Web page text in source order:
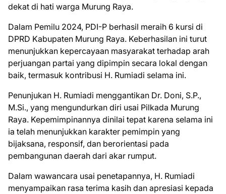
dekat di hati warga Murung Raya.
Dalam Pemilu 2024, PDI-P berhasil meraih 6 kursi di
DPRD Kabupaten Murung Raya. Keberhasilan ini turut
menunjukkan kepercayaan masyarakat terhadap arah
perjuangan partai yang dipimpin secara lokal dengan
baik, termasuk kontribusi H. Rumiadi selama ini.
Penunjukan H. Rumiadi menggantikan Dr. Doni, S.P.,
M.Si., yang mengundurkan diri usai Pilkada Murung
Raya. Kepemimpinannya dinilai tepat karena selama ini
ia telah menunjukkan karakter pemimpin yang
bijaksana, responsif, dan berorientasi pada
pembangunan daerah dari akar rumput.
Dalam wawancara usai penetapannya, H. Rumiadi
menyampaikan rasa terima kasih dan apresiasi kepada